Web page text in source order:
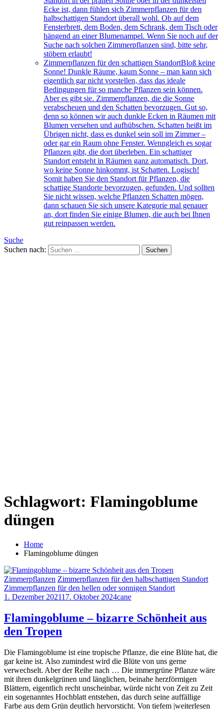
Ecke ist, dann fühlen sich Zimmerpflanzen für den
halbschattigen Standort überall wohl. Ob auf dem
Fensterbrett, dem Boden, dem Schrank, dem Tisch oder
hängend an einer Blumenampel. Wenn Sie noch auf der
Suche nach solchen Zimmerpflanzen sind, bitte sehr,
stöbern erlaubt!
Zimmerpflanzen für den schattigen StandortBloß keine
Sonne! Dunkle Räume, kaum Sonne – man kann sich
eigentlich gar nicht vorstellen, dass das ideale
Bedingungen für so manche Pflanzen sein können.
Aber es gibt sie. Zimmerpflanzen, die die Sonne
verabscheuen und den Schatten bevorzugen. Gut so,
denn so können wir auch dunkle Ecken in Räumen mit
Blumen versehen und aufhübschen. Schatten heißt im
Übrigen nicht, dass es dunkel sein soll im Zimmer –
oder gar ein Raum ohne Fenster. Wenngleich es sogar
Pflanzen gibt, die dort überleben. Ein schattiger
Standort entsteht in Räumen ganz automatisch. Dort,
wo keine Sonne hinkommt, ist Schatten. Logisch!
Somit haben Sie den Standort für Pflanzen, die
schattige Standorte bevorzugen, gefunden. Und sollten
Sie nicht wissen, welche Pflanzen Schatten mögen,
dann schauen Sie sich unsere Kategorie mal genauer
an, dort finden Sie einige Blumen, die auch bei Ihnen
gut reinpassen werden.
Suche
Suchen nach:
Schlagwort: Flamingoblume
düngen
Home
Flamingoblume düngen
Zimmerpflanzen Zimmerpflanzen für den halbschattigen Standort
Zimmerpflanzen für den hellen oder sonnigen Standort
1. Dezember 202117. Oktober 2024cane
Flamingoblume – bizarre Schönheit aus
den Tropen
Die Flamingoblume ist eine tropische Pflanze, die eine Blüte hat, die
gar keine ist. Also zumindest wird die Blüte von uns gerne
verwechselt. Aber der Reihe nach … Die immergrüne Pflanze wäre
mit ihren dunkelgrünen und länglichen, beinahe herzförmigen
Blättern, eigentlich recht unscheinbar, würde nicht von Zeit zu Zeit
ein sogenanntes Hochblatt entstehen, das durch seine auffällige
Farbe aus dem Grün deutlich hervorsticht. Von tiefem |weiterlesen